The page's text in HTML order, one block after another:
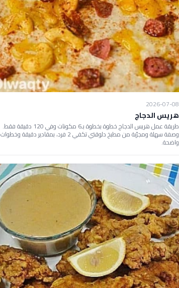
2026-07-08
هريس الدجاج
طريقة عمل هريس الدجاج خطوة بخطوة بـ6 مكونات وفي 120 دقيقة فقط.
وصفة سهلة ومجرّبة من مطبخ دلوقتي تكفي 2 فرد، بمقادير دقيقة وخطوات
واضحة.